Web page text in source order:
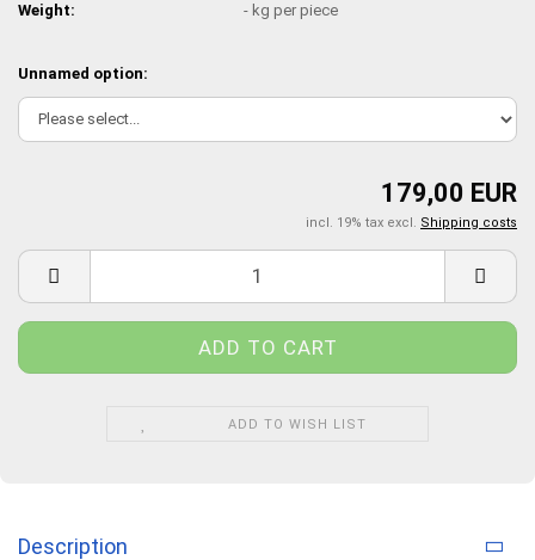
Weight:
- kg per piece
Unnamed option:
179,00 EUR
incl. 19% tax excl. Shipping costs
ADD TO WISH LIST
Description